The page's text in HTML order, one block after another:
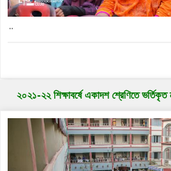
..
২০২১-২২ শিক্ষাবর্ষে একাদশ শ্রেণিতে ভর্তিকৃত